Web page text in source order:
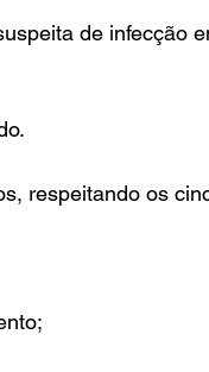
de infecção
respeitando os